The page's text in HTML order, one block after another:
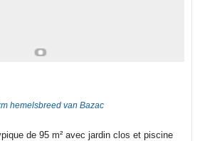
hemelsbreed van Bazac
de 95 m² avec jardin clos et piscine